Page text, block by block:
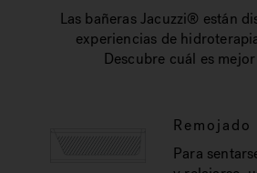
Las bañeras Jacuzzi® están
experiencias de
Descubre cuál es
Remojado
Para